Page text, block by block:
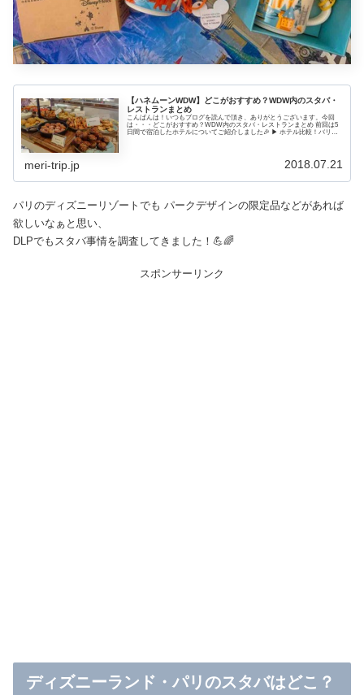
【ハネムーンWDW】どこがおすすめ？WDW内のスタバ・
レストランまとめ
こんばんは！いつもブログを読んで頂き、ありがとうございます。今回
は・・・どこがおすすめ？WDW内のスタバ・レストランまとめ 前回は5
日間で宿泊したホテルについてご紹介しました🎉 ▶ ホテル比較！バリュ
meri-trip.jp 2018.07.21
パリのディズニーリゾートでも パークデザインの限定品などがあれば
欲しいなぁと思い、
DLPでもスタバ事情を調査してきました！💪🌈
スポンサーリンク
ディズニーランド・パリのスタバはどこ？